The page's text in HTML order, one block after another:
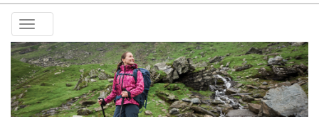
Toggle
navigation